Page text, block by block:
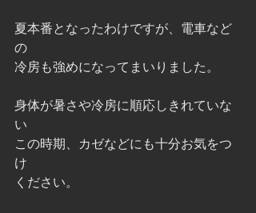
夏本番となったわけですが、電車など
の
冷房も強めになってまいりました。
身体が暑さや冷房に順応しきれていな
い
この時期、カゼなどにも十分お気をつ
け
ください。